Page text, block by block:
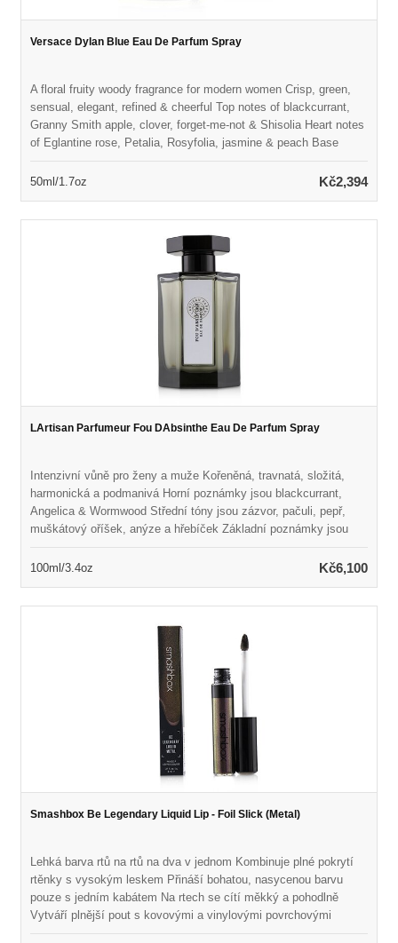
Versace Dylan Blue Eau De Parfum Spray
A floral fruity woody fragrance for modern women Crisp, green,
sensual, elegant, refined & cheerful Top notes of blackcurrant,
Granny Smith apple, clover, forget-me-not & Shisolia Heart notes
of Eglantine rose, Petalia, Rosyfolia, jasmine & peach Base
Launched in 2017 Suitable for spring or summer wear
50ml/1.7oz Kč2,394
LArtisan Parfumeur Fou DAbsinthe Eau De Parfum Spray
Intenzivní vůně pro ženy a muže Kořeněná, travnatá, složitá,
harmonická a podmanivá Horní poznámky jsou blackcurrant,
Angelica & Wormwood Střední tóny jsou zázvor, pačuli, pepř,
muškátový oříšek, anýze a hřebíček Základní poznámky jsou
pro každodenní nošení
100ml/3.4oz Kč6,100
Smashbox Be Legendary Liquid Lip - Foil Slick (Metal)
Lehká barva rtů na rtů na dva v jednom Kombinuje plné pokrytí
rtěnky s vysokým leskem Přináší bohatou, nasycenou barvu
pouze s jedním kabátem Na rtech se cítí měkký a pohodlně
Vytváří plnější pout s kovovými a vinylovými povrchovými